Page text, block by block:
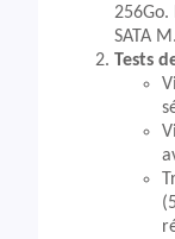
256Go.
SATA
Tests